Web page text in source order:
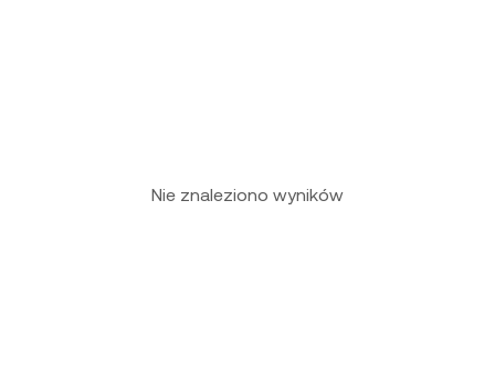
Nie znaleziono wyników